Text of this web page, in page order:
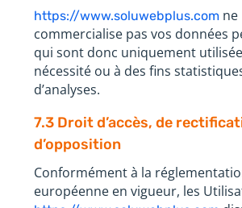
https://www.soluwebplus.com ne
commercialise pas vos données
qui sont donc uniquement
nécessité ou à des fins
d’analyses.
7.3 Droit d’accès, de
d’opposition
Conformément à la
européenne en vigueur, les